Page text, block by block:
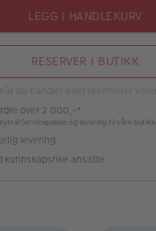
LEGG I HANDLEKURV
RESERVER I BUTIKK
du handler eller reserverer
over 2 000,-*
Servicepakke og levering til våre
levering
kunnskapsrike ansatte